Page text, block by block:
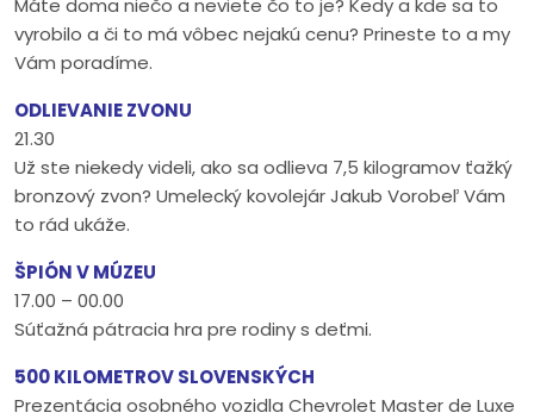
vyrobilo a či to má vôbec nejakú cenu? Prineste to a my
Vám poradíme.
ODLIEVANIE ZVONU
21.30
Už ste niekedy videli, ako sa odlieva 7,5 kilogramov ťažký
bronzový zvon? Umelecký kovolejár Jakub Vorobeľ Vám
to rád ukáže.
ŠPIÓN V MÚZEU
17.00 – 00.00
Súťažná pátracia hra pre rodiny s deťmi.
500 KILOMETROV SLOVENSKÝCH
Prezentácia osobného vozidla Chevrolet Master de Luxe